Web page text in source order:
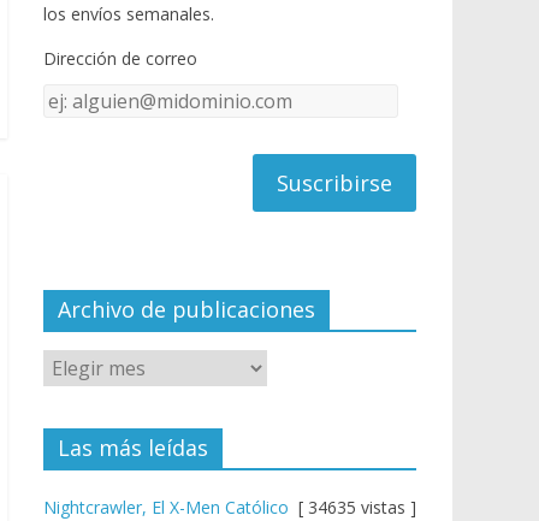
o
k e
C
el
los envíos semanales.
Dirección de correo
Dirección
Archivo de publicaciones
Las más leídas
Nightcrawler, El X-Men Católico [ 34635 vistas ]